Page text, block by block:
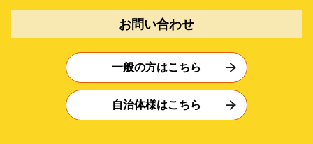
お問い合わせ
一般の方はこちら
自治体様はこちら